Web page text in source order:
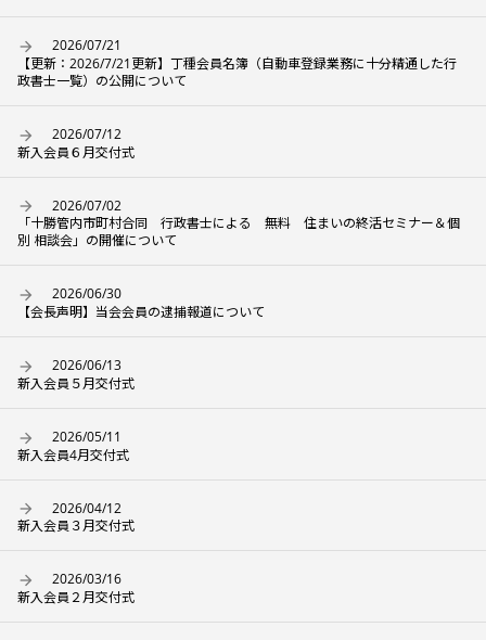
2026/07/21
【更新：2026/7/21更新】丁種会員名簿（自動車登録業務に十分精通した行
政書士一覧）の公開について
2026/07/12
新入会員６月交付式
2026/07/02
「十勝管内市町村合同 行政書士による 無料 住まいの終活セミナー＆個
別 相談会」の開催について
2026/06/30
【会長声明】当会会員の逮捕報道について
2026/06/13
新入会員５月交付式
2026/05/11
新入会員4月交付式
2026/04/12
新入会員３月交付式
2026/03/16
新入会員２月交付式